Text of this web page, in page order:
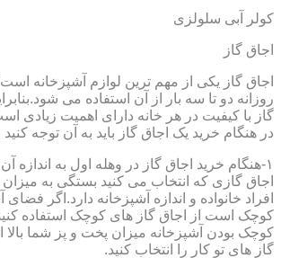
کولر آبی سلولزی
اجاق گاز
اجاق گاز یکی از مهم ترین لوازم آشپزخانه
روزانه دو تا سه بار از آن استفاده می
گاز با کیفیت در هر خانه دارای اهمیت زیادی
در هنگام خرید یک اجاق گاز باید به آن توجه
۱-هنگام خرید اجاق گاز در وهله اول به اندازه آن
اجاق گازی که انتخاب می کنید بستگی به میزان
افراد خانواده و اندازه آشپزخانه دارد.اگر
کوچک است از اجاق گاز های کوچک استفاده
کوچک بودن آشپزخانه میزان پخت و پز شما بالا
گاز های تو کار را انتخاب کنید.